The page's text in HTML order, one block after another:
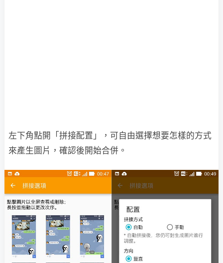
左下角點開「拼接配置」，可自由選擇想要怎樣的方式
來產生圖片，確認後開始合併。